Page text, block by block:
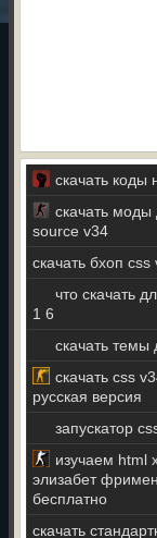
скачать коды
скачать моды
source v34
скачать бхоп css
что скачать
1 6
скачать темы
скачать css
русская версия
запускатор
изучаем html
элизабет
бесплатно
скачать